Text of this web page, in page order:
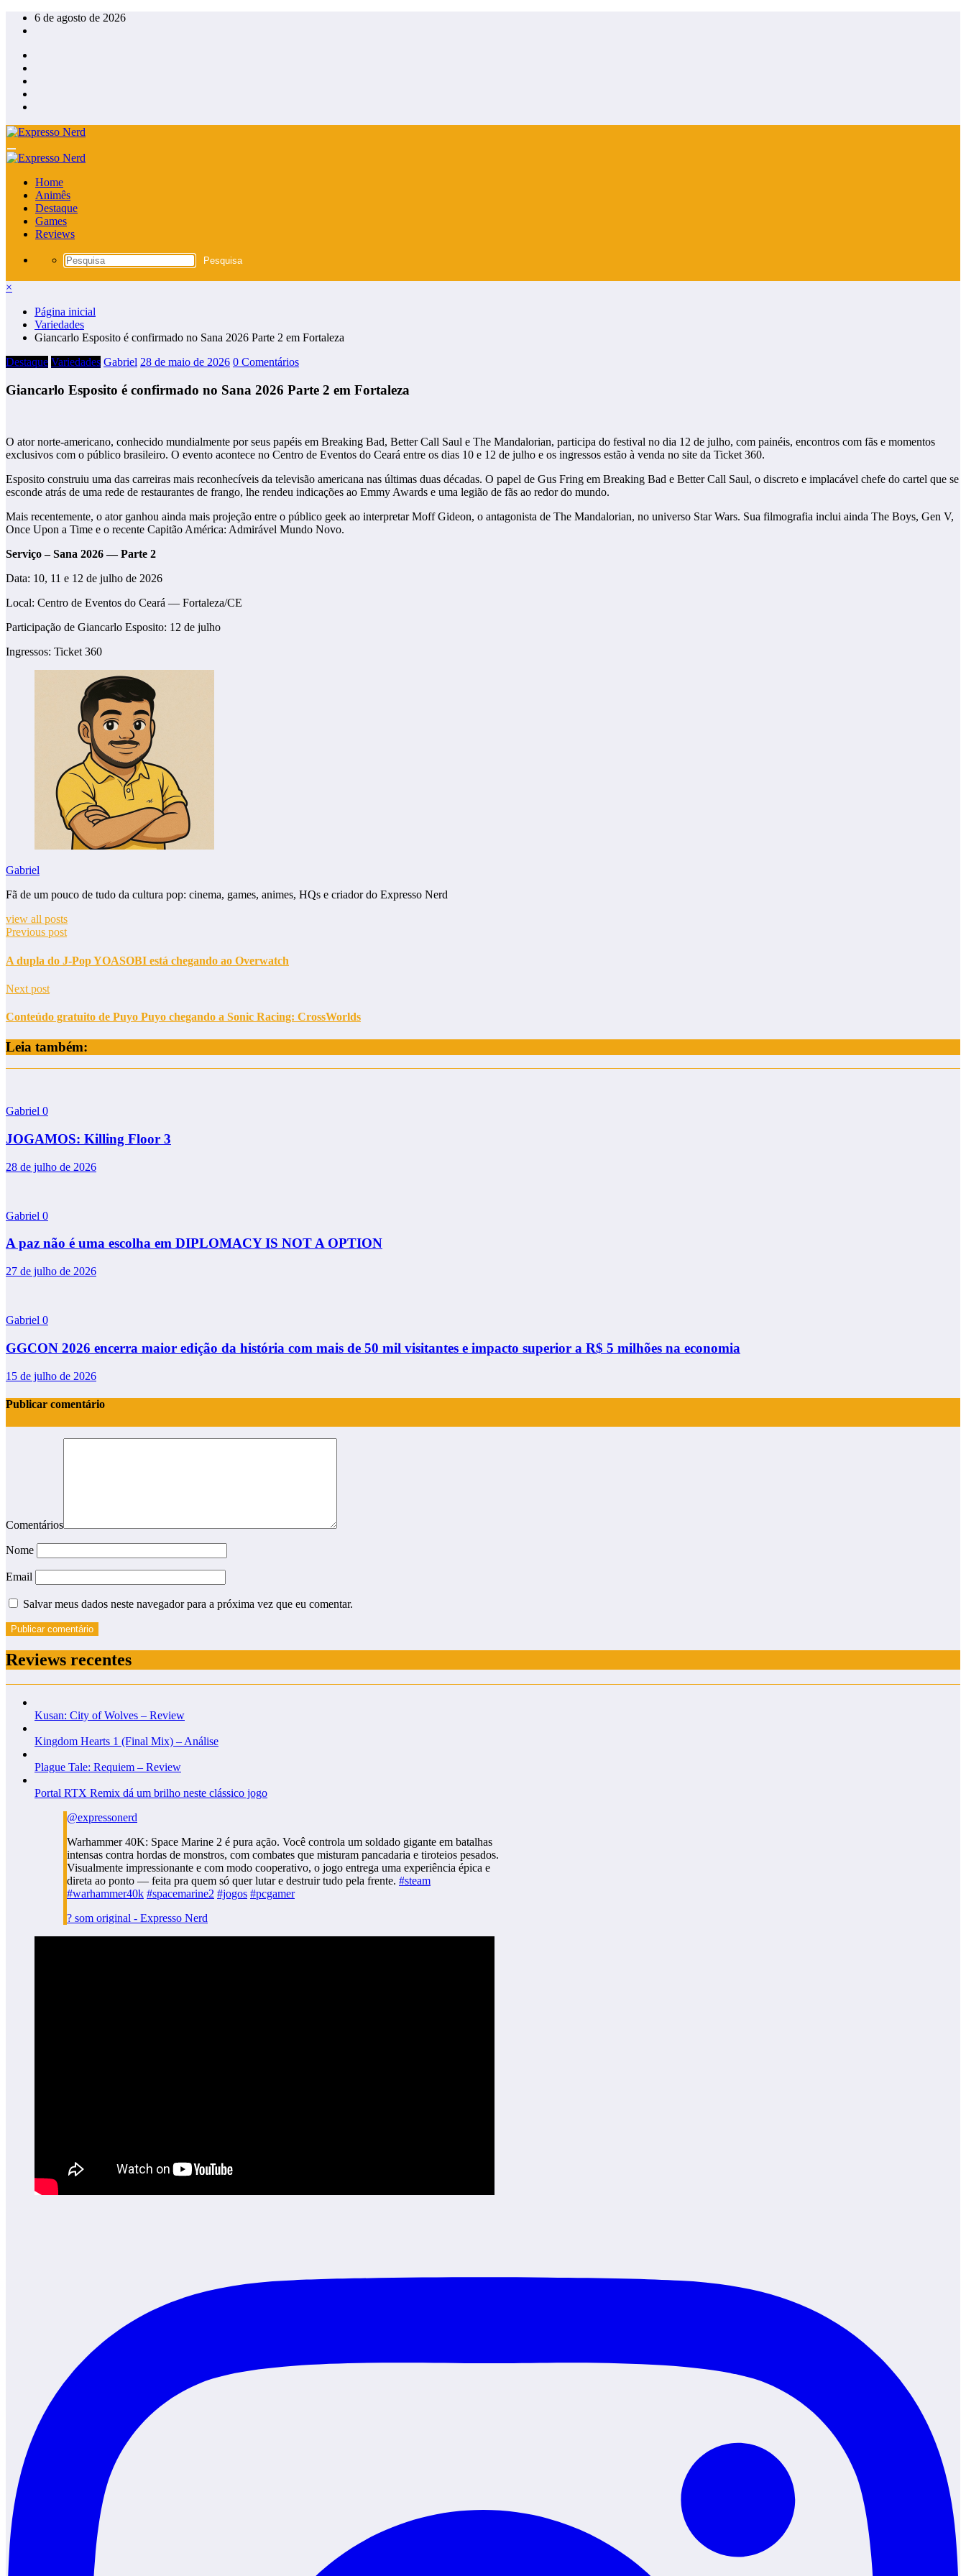
Pular
para
conteúdo
6 de agosto de 2026
Home
Animês
Destaque
Games
Reviews
×
Página inicial
Variedades
Giancarlo Esposito é confirmado no Sana 2026 Parte 2 em Fortaleza
Destaque Variedades Gabriel 28 de maio de 2026 0 Comentários
Giancarlo Esposito é confirmado no Sana 2026 Parte 2 em Fortaleza
O ator norte-americano, conhecido mundialmente por seus papéis em Breaking Bad, Better Call Saul e The Mandalorian, participa do festival no dia 12 de julho, com painéis, encontros com fãs e momentos
exclusivos com o público brasileiro. O evento acontece no Centro de Eventos do Ceará entre os dias 10 e 12 de julho e os ingressos estão à venda no site da Ticket 360.
Esposito construiu uma das carreiras mais reconhecíveis da televisão americana nas últimas duas décadas. O papel de Gus Fring em Breaking Bad e Better Call Saul, o discreto e implacável chefe do cartel que se
esconde atrás de uma rede de restaurantes de frango, lhe rendeu indicações ao Emmy Awards e uma legião de fãs ao redor do mundo.
Mais recentemente, o ator ganhou ainda mais projeção entre o público geek ao interpretar Moff Gideon, o antagonista de The Mandalorian, no universo Star Wars. Sua filmografia inclui ainda The Boys, Gen V,
Once Upon a Time e o recente Capitão América: Admirável Mundo Novo.
Serviço – Sana 2026 — Parte 2
Data: 10, 11 e 12 de julho de 2026
Local: Centro de Eventos do Ceará — Fortaleza/CE
Participação de Giancarlo Esposito: 12 de julho
Ingressos: Ticket 360
Gabriel
Fã de um pouco de tudo da cultura pop: cinema, games, animes, HQs e criador do Expresso Nerd
view all posts
Previous post
A dupla do J-Pop YOASOBI está chegando ao Overwatch
Next post
Conteúdo gratuito de Puyo Puyo chegando a Sonic Racing: CrossWorlds
Leia também:
Gabriel 0
JOGAMOS: Killing Floor 3
28 de julho de 2026
Gabriel 0
A paz não é uma escolha em DIPLOMACY IS NOT A OPTION
27 de julho de 2026
Gabriel 0
GGCON 2026 encerra maior edição da história com mais de 50 mil visitantes e impacto superior a R$ 5 milhões na economia
15 de julho de 2026
Publicar comentário
Comentários
Nome
Email
Salvar meus dados neste navegador para a próxima vez que eu comentar.
Reviews recentes
Kusan: City of Wolves – Review
Kingdom Hearts 1 (Final Mix) – Análise
Plague Tale: Requiem – Review
Portal RTX Remix dá um brilho neste clássico jogo
@expressonerd
Warhammer 40K: Space Marine 2 é pura ação. Você controla um soldado gigante em batalhas
intensas contra hordas de monstros, com combates que misturam pancadaria e tiroteios pesados.
Visualmente impressionante e com modo cooperativo, o jogo entrega uma experiência épica e
direta ao ponto — feita pra quem só quer lutar e destruir tudo pela frente. #steam
#warhammer40k #spacemarine2 #jogos #pcgamer
? som original - Expresso Nerd